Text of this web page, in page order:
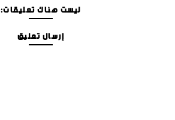
ليست هناك تعليقات:
إرسال تعليق